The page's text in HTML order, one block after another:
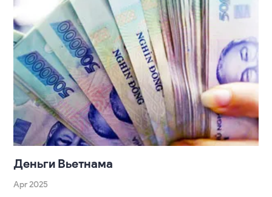
Деньги Вьетнама
Apr 2025